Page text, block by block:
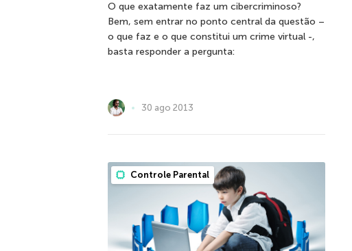
O que exatamente faz um cibercriminoso?
Bem, sem entrar no ponto central da questão –
o que faz e o que constitui um crime virtual -,
basta responder a pergunta:
30 ago 2013
Controle Parental